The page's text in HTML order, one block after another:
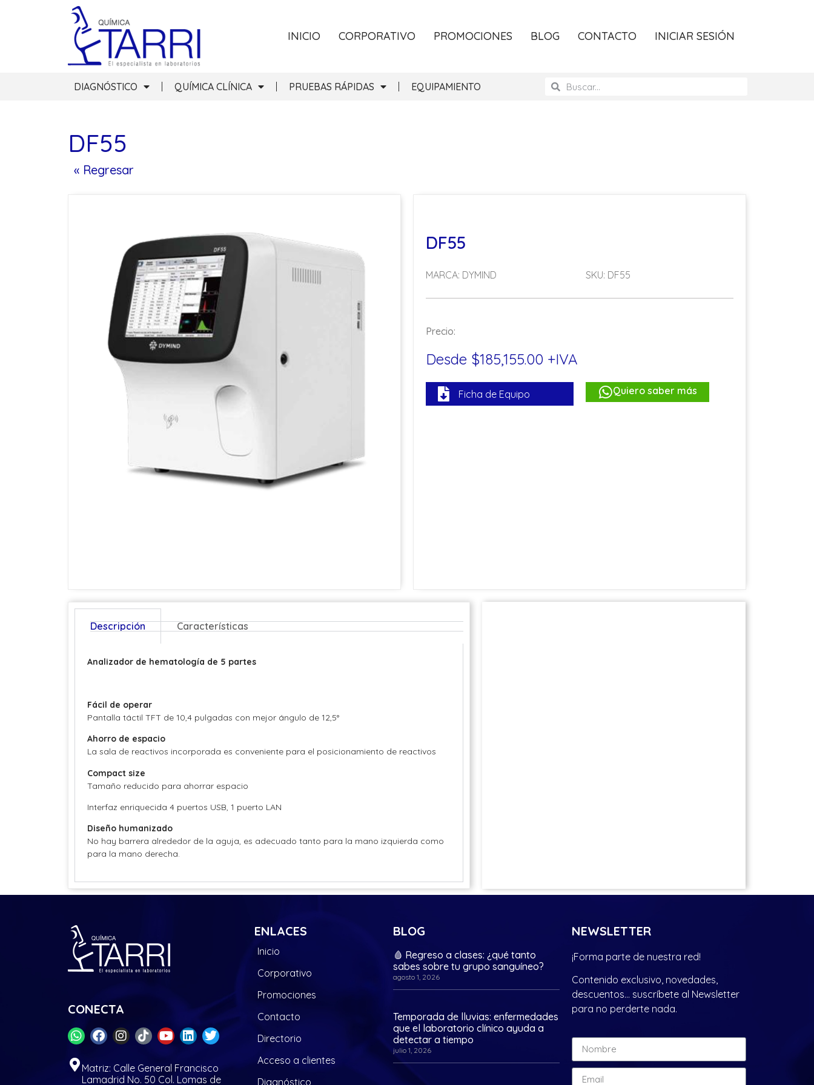
INICIO CORPORATIVO PROMOCIONES BLOG CONTACTO INICIAR SESIÓN
DIAGNÓSTICO QUÍMICA CLÍNICA PRUEBAS RÁPIDAS EQUIPAMIENTO
DF55
« Regresar
DF55
MARCA: DYMIND SKU: DF55
Precio:
Desde $185,155.00 +IVA
Ficha de Equipo Quiero saber más
Descripción Características
Analizador de hematología de 5 partes
Fácil de operar
Pantalla táctil TFT de 10,4 pulgadas con mejor ángulo de 12,5°
Ahorro de espacio
La sala de reactivos incorporada es conveniente para el posicionamiento de reactivos
Compact size
Tamaño reducido para ahorrar espacio
Interfaz enriquecida 4 puertos USB, 1 puerto LAN
Diseño humanizado
No hay barrera alrededor de la aguja, es adecuado tanto para la mano izquierda como
para la mano derecha.
CONECTA
Matriz: Calle General Francisco
Lamadrid No. 50 Col. Lomas de
ENLACES
Inicio
Corporativo
Promociones
Contacto
Directorio
Acceso a clientes
Diagnóstico
BLOG
🩸 Regreso a clases: ¿qué tanto
sabes sobre tu grupo sanguíneo?
agosto 1, 2026
Temporada de lluvias: enfermedades
que el laboratorio clínico ayuda a
detectar a tiempo
julio 1, 2026
NEWSLETTER
¡Forma parte de nuestra red!
Contenido exclusivo, novedades,
descuentos… suscríbete al Newsletter
para no perderte nada.